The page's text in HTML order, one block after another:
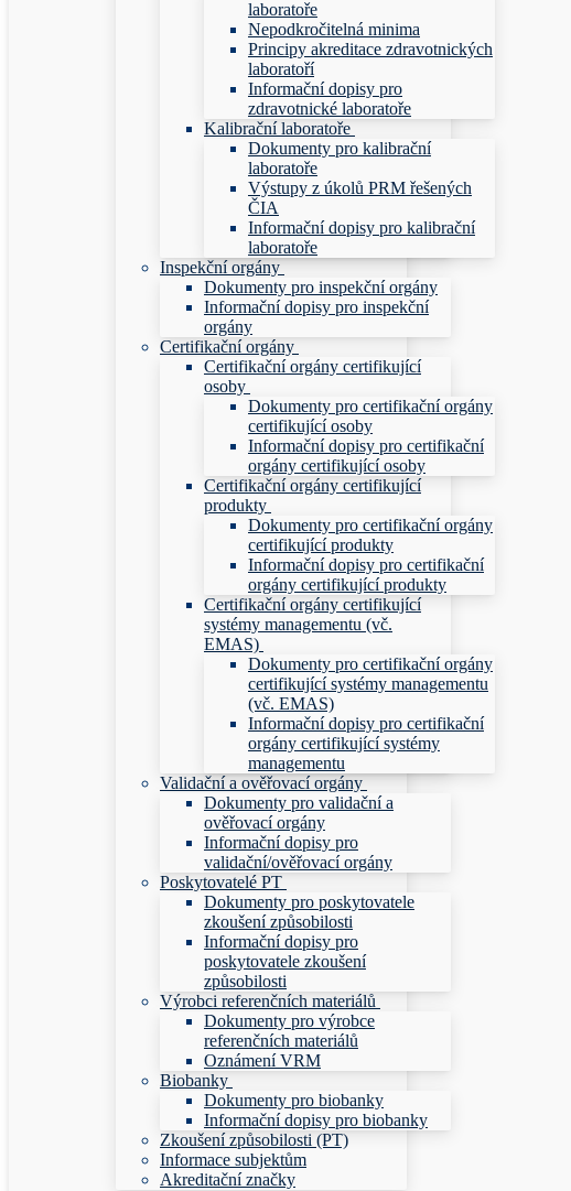
laboratoře
Nepodkročitelná minima
Principy akreditace zdravotnických
laboratoří
Informační dopisy pro
zdravotnické laboratoře
Kalibrační laboratoře
Dokumenty pro kalibrační
laboratoře
Výstupy z úkolů PRM řešených
ČIA
Informační dopisy pro kalibrační
laboratoře
Inspekční orgány
Dokumenty pro inspekční orgány
Informační dopisy pro inspekční
orgány
Certifikační orgány
Certifikační orgány certifikující
osoby
Dokumenty pro certifikační orgány
certifikující osoby
Informační dopisy pro certifikační
orgány certifikující osoby
Certifikační orgány certifikující
produkty
Dokumenty pro certifikační orgány
certifikující produkty
Informační dopisy pro certifikační
orgány certifikující produkty
Certifikační orgány certifikující
systémy managementu (vč.
EMAS)
Dokumenty pro certifikační orgány
certifikující systémy managementu
(vč. EMAS)
Informační dopisy pro certifikační
orgány certifikující systémy
managementu
Validační a ověřovací orgány
Dokumenty pro validační a
ověřovací orgány
Informační dopisy pro
validační/ověřovací orgány
Poskytovatelé PT
Dokumenty pro poskytovatele
zkoušení způsobilosti
Informační dopisy pro
poskytovatele zkoušení
způsobilosti
Výrobci referenčních materiálů
Dokumenty pro výrobce
referenčních materiálů
Oznámení VRM
Biobanky
Dokumenty pro biobanky
Informační dopisy pro biobanky
Zkoušení způsobilosti (PT)
Informace subjektům
Akreditační značky